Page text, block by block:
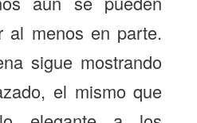
al menos en parte.
sigue mostrando
el mismo que